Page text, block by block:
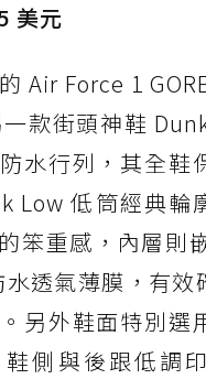
美元
Air Force 1
款街頭神鞋
水行列，其全鞋
Low 低筒經典輪
笨重感，內層則
水透氣薄膜，有效
另外鞋面特別選
側與後跟低調